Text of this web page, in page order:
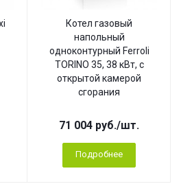
Котел газовый
напольный
одноконтурный Ferroli
TORINO 35, 38 кВт, с
открытой камерой
сгорания
71 004 руб./шт.
Подробнее